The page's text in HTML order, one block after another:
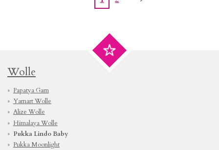
Wolle
Papatya Garn
Yarnart Wolle
Alize Wolle
Himalaya Wolle
Pukka Lindo Baby
Pukka Moonlight